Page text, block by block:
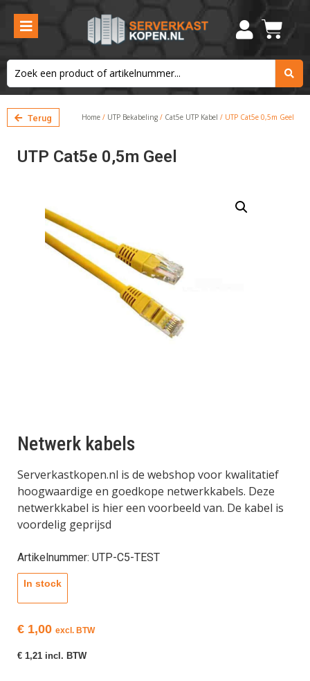
Terug Home / UTP Bekabeling / Cat5e UTP Kabel / UTP Cat5e 0,5m Geel
UTP Cat5e 0,5m Geel
Netwerk kabels
Serverkastkopen.nl is de webshop voor kwalitatief
hoogwaardige en goedkope netwerkkabels. Deze
netwerkkabel is hier een voorbeeld van. De kabel is
voordelig geprijsd
Artikelnummer: UTP-C5-TEST
In stock
€ 1,00 excl. BTW
€ 1,21 incl. BTW